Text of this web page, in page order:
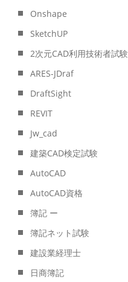
Onshape
SketchUP
2次元CAD利用技術者試験
ARES-JDraf
DraftSight
REVIT
Jw_cad
建築CAD検定試験
AutoCAD
AutoCAD資格
簿記 ー
簿記ネット試験
建設業経理士
日商簿記